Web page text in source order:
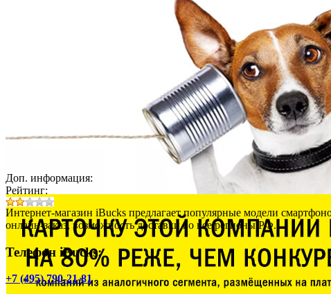
Доп. информация:
Рейтинг:
Интернет-магазин iBucks предлагает популярные модели
онлайн-заказ, возможность доставки во все регионы РФ.
Телефон iBucks:
+7 (495) 790-21-81